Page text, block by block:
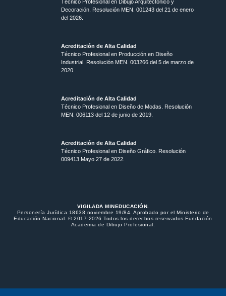
Técnico Profesional en Dibujo Arquitectónico y
Decoración. Resolución MEN. 001243 del 21 de enero
del 2026.
Acreditación de Alta Calidad
Técnico Profesional en Producción en Diseño
Industrial. Resolución MEN. 003266 del 5 de marzo de
2020.
Acreditación de Alta Calidad
Técnico Profesional en Diseño de Modas. Resolución
MEN. 006113 del 12 de junio de 2019.
Acreditación de Alta Calidad
Técnico Profesional en Diseño Gráfico. Resolución
009413 Mayo 27 de 2022.
VIGILADA MINEDUCACIÓN.
Personería Jurídica 18638 noviembre 19/84. Aprobado por el Ministerio de
Educación Nacional. © 2017-2026 Todos los derechos reservados Fundación
Academia de Dibujo Profesional.